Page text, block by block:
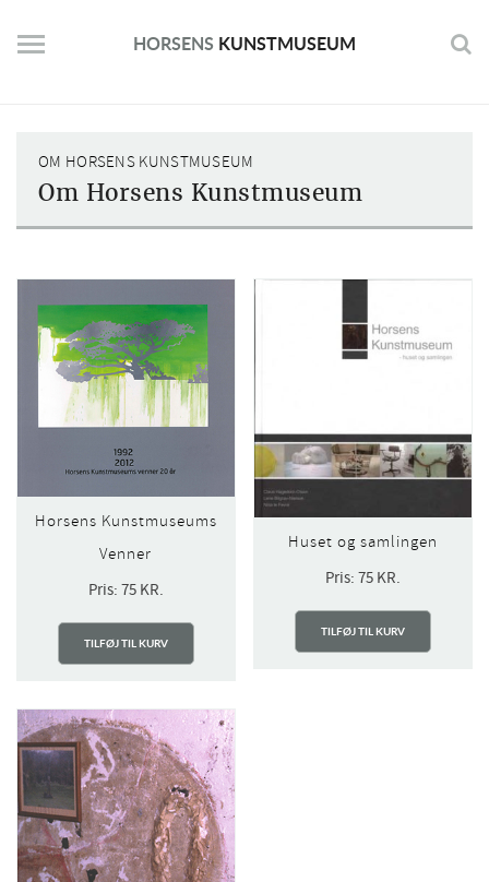
content
HORSENS KUNSTMUSEUM
OM HORSENS KUNSTMUSEUM
Om Horsens Kunstmuseum
Horsens Kunstmuseums
Venner
Pris: 75 KR.
TILFØJ TIL KURV
Huset og samlingen
Pris:75 KR.
TILFØJ TIL KURV